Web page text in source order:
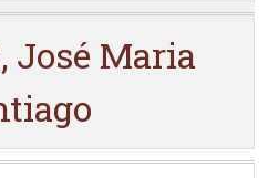
José Maria